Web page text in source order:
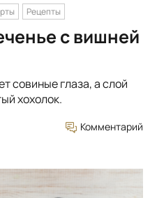
Рецепты
с вишней
совиные глаза, а слой
хохолок.
Комментарий